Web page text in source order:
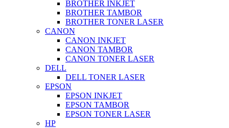
BROTHER INKJET
BROTHER TAMBOR
BROTHER TONER LASER
CANON
CANON INKJET
CANON TAMBOR
CANON TONER LASER
DELL
DELL TONER LASER
EPSON
EPSON INKJET
EPSON TAMBOR
EPSON TONER LASER
HP